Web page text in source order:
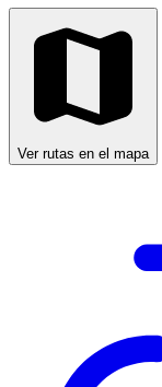
Ver rutas en el mapa